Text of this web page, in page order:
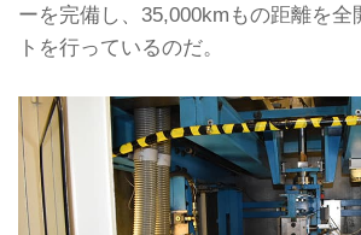
ーを完備し、35,000kmもの距離を全
トを行っているのだ。